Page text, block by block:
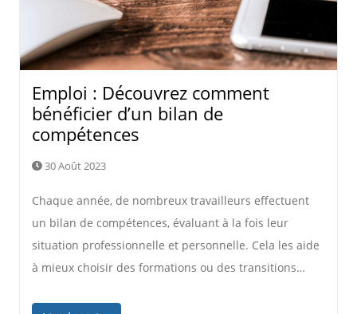
Emploi : Découvrez comment
bénéficier d’un bilan de
compétences
30 Août 2023
Chaque année, de nombreux travailleurs effectuent
un bilan de compétences, évaluant à la fois leur
situation professionnelle et personnelle. Cela les aide
à mieux choisir des formations ou des transitions…